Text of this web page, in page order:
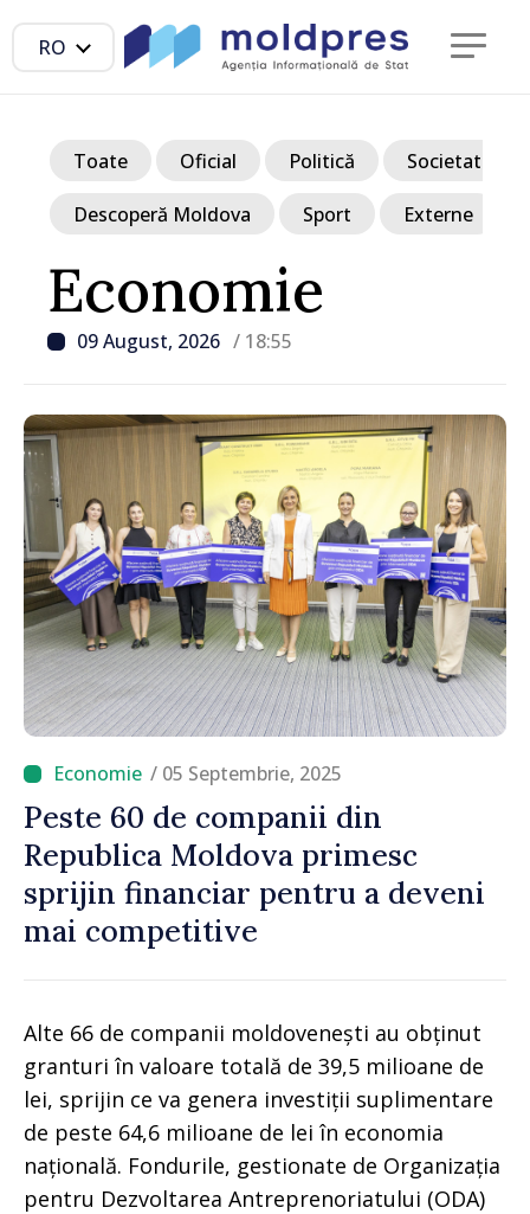
RO
Economie
09 August, 2026 / 18:55
Toate Oficial Politică Societate
Descoperă Moldova Sport Externe
/ 05 Septembrie, 2025
Peste 60 de companii din
Republica Moldova primesc
sprijin financiar pentru a deveni
mai competitive
Alte 66 de companii moldovenești au obținut
granturi în valoare totală de 39,5 milioane de
lei, sprijin ce va genera investiții suplimentare
de peste 64,6 milioane de lei în economia
națională. Fondurile, gestionate de Organizația
pentru Dezvoltarea Antreprenoriatului (ODA)